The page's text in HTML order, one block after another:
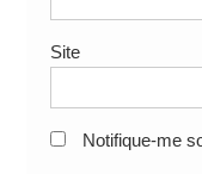
Site
Notifique-me